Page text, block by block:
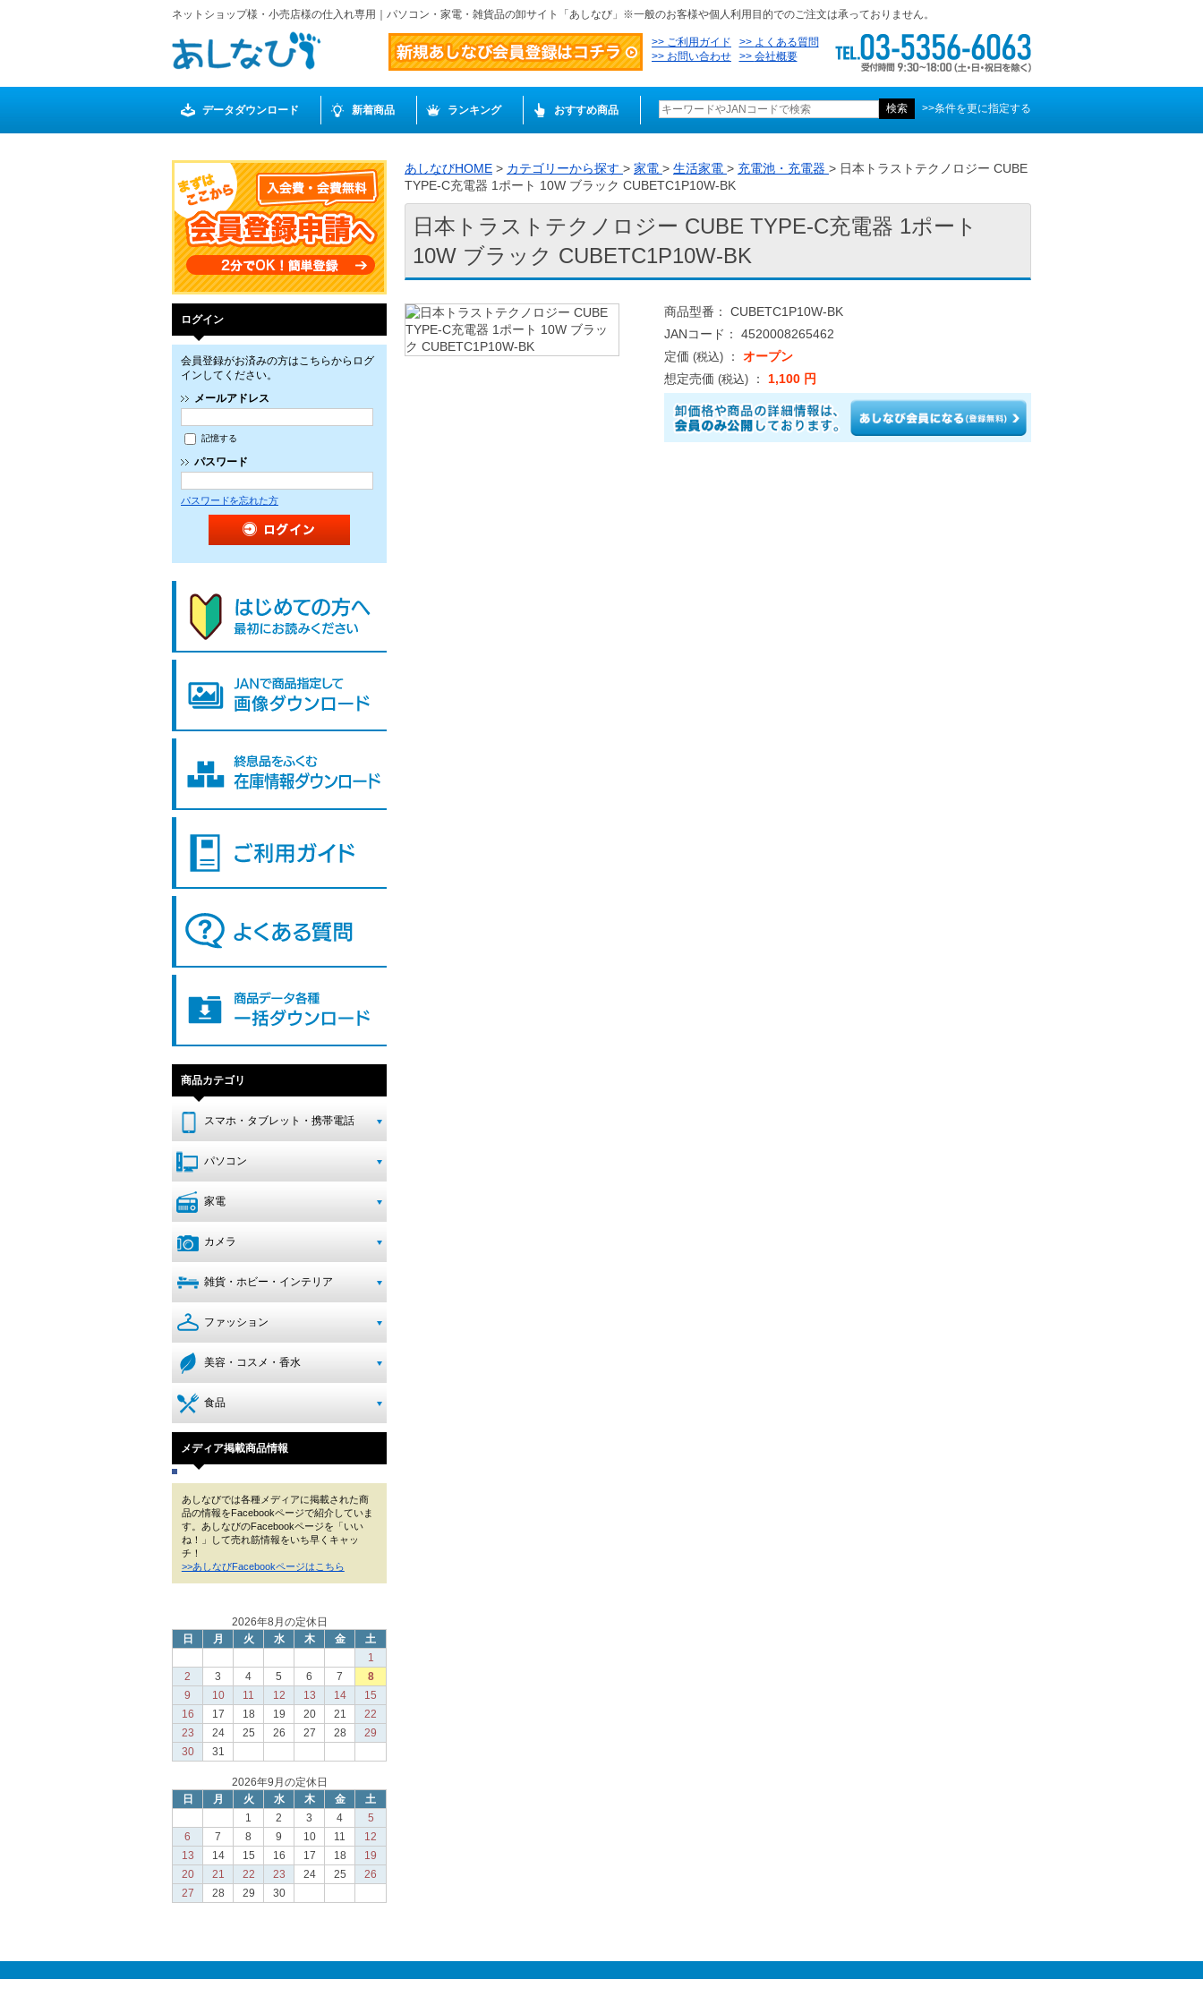
ネットショップ様・小売店様の仕入れ専用｜パソコン・家電・雑貨品の卸サイト「あしなび」※一般のお客様や個人利用目的でのご注文は承っておりません。
ご利用ガイド
よくある質問
お問い合わせ
会社概要
データダウンロード 新着商品 ランキング おすすめ商品 >>条件を更に指定する
ログイン
会員登録がお済みの方はこちらからログ
インしてください。
メールアドレス
記憶する
パスワード
パスワードを忘れた方
商品カテゴリ
スマホ・タブレット・携帯電話
パソコン
家電
カメラ
雑貨・ホビー・インテリア
ファッション
美容・コスメ・香水
食品
メディア掲載商品情報
あしなびでは各種メディアに掲載された商
品の情報をFacebookページで紹介していま
す。あしなびのFacebookページを「いい
ね！」して売れ筋情報をいち早くキャッ
チ！
>>あしなびFacebookページはこちら
2026年8月の定休日
日
月 火 水 木 金
土
1
2
3 4 5 6 7
8
9
10 11 12 13 14
15
16
17 18 19 20 21
22
23
24 25 26 27 28
29
30
31
2026年9月の定休日
日
月 火 水 木 金
土
1
2 3 4
5
6
7 8 9 10 11
12
13
14 15 16 17 18
19
20
21 22 23 24 25
26
27
28 29 30
あしなびHOME > カテゴリーから探す > 家電 > 生活家電 > 充電池・充電器 > 日本トラストテクノロジー CUBE
TYPE-C充電器 1ポート 10W ブラック CUBETC1P10W-BK
日本トラストテクノロジー CUBE TYPE-C充電器 1ポート
10W ブラック CUBETC1P10W-BK
商品型番： CUBETC1P10W-BK
JANコード： 4520008265462
定価 (税込) ： オープン
想定売価 (税込) ： 1,100 円